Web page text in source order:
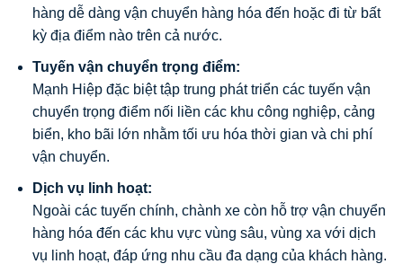
hàng dễ dàng vận chuyển hàng hóa đến hoặc đi từ bất
kỳ địa điểm nào trên cả nước.
Tuyến vận chuyển trọng điểm:
Mạnh Hiệp đặc biệt tập trung phát triển các tuyến vận
chuyển trọng điểm nối liền các khu công nghiệp, cảng
biển, kho bãi lớn nhằm tối ưu hóa thời gian và chi phí
vận chuyển.
Dịch vụ linh hoạt:
Ngoài các tuyến chính, chành xe còn hỗ trợ vận chuyển
hàng hóa đến các khu vực vùng sâu, vùng xa với dịch
vụ linh hoạt, đáp ứng nhu cầu đa dạng của khách hàng.